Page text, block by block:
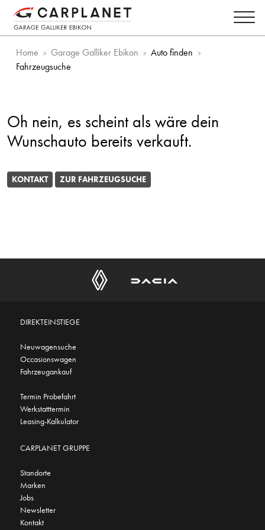
Home Garage Galliker Ebikon
Auto finden
Fahrzeugsuche
Oh nein, es scheint als wäre dein
Wunschauto bereits verkauft.
KONTAKT ZUR FAHRZEUGSUCHE
DIREKTEINSTIEGE
Neuwagensuche
Occasionswagen
Fahrzeugankauf
Termin Probefahrt
Werkstatttermin
Leasing-Kalkulator
CARPLANET GRUPPE
Standorte
Marken
Jobs
Newsletter
Kontakt